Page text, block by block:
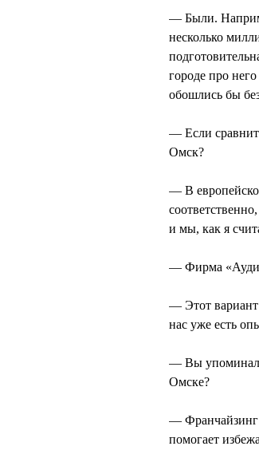
— Были.
несколько
городе про
обошлись бы
— Если
Омск?
— В
и мы, как я
— Фирма
— Этот вариант
нас уже есть
— Вы
Омске?
— Франчайзинг
помогает